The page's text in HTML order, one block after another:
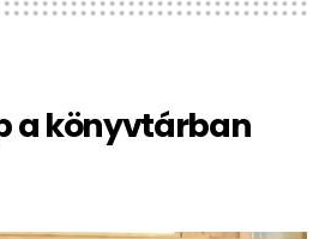
a könyvtárban